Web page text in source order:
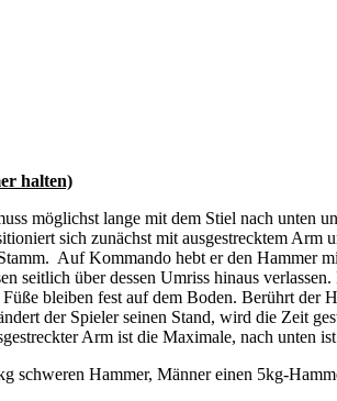
halten)
möglichst lange mit dem Stiel nach unten
sich zunächst mit ausgestrecktem
Auf Kommando hebt er den Hammer
seitlich über dessen Umriss hinaus
bleiben fest auf dem Boden. Berührt der
der Spieler seinen Stand, wird die Zeit
Arm ist die Maximale, nach unten
schweren Hammer, Männer einen 5kg-